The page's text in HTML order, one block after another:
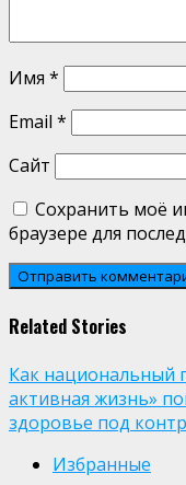
Имя *
Email *
Сайт
Сохранить моё
браузере для
Related Stories
Как национальный
активная жизнь»
здоровье под
Избранные